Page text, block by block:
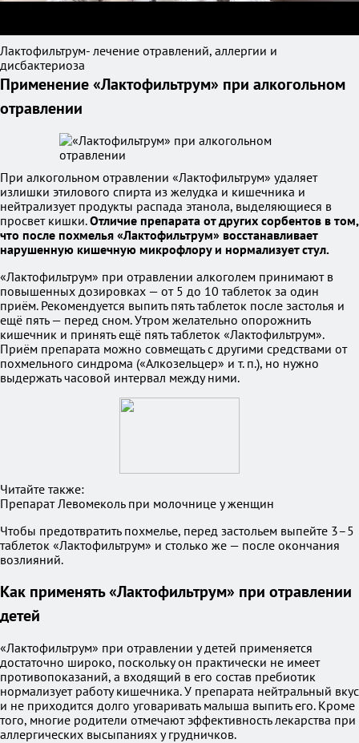
Лактофильтрум- лечение отравлений, аллергии и
дисбактериоза
Применение «Лактофильтрум» при алкогольном
отравлении
При алкогольном отравлении «Лактофильтрум» удаляет
излишки этилового спирта из желудка и кишечника и
нейтрализует продукты распада этанола, выделяющиеся в
просвет кишки.Отличие препарата от других сорбентов в том,
что после похмелья «Лактофильтрум» восстанавливает
нарушенную кишечную микрофлору и нормализует стул.
«Лактофильтрум» при отравлении алкоголем принимают в
повышенных дозировках — от 5 до 10 таблеток за один
приём. Рекомендуется выпить пять таблеток после застолья и
ещё пять — перед сном. Утром желательно опорожнить
кишечник и принять ещё пять таблеток «Лактофильтрум».
Приём препарата можно совмещать с другими средствами от
похмельного синдрома («Алкозельцер» и т. п.), но нужно
выдержать часовой интервал между ними.
Читайте также:
Препарат Левомеколь при молочнице у женщин
Чтобы предотвратить похмелье, перед застольем выпейте 3–5
таблеток «Лактофильтрум» и столько же — после окончания
возлияний.
Как применять «Лактофильтрум» при отравлении
детей
«Лактофильтрум» при отравлении у детей применяется
достаточно широко, поскольку он практически не имеет
противопоказаний, а входящий в его состав пребиотик
нормализует работу кишечника. У препарата нейтральный вкус
и не приходится долго уговаривать малыша выпить его. Кроме
того, многие родители отмечают эффективность лекарства при
аллергических высыпаниях у грудничков.